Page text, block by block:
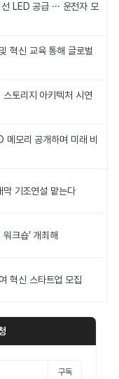
LED 공급 ··· 운전자 모
혁신 교육 통해 글로벌
토리지 아키텍처 시연
모리 공개하며 미래 비
기조연설 맡는다
크숍’ 개최해
혁신 스타트업 모집
구독